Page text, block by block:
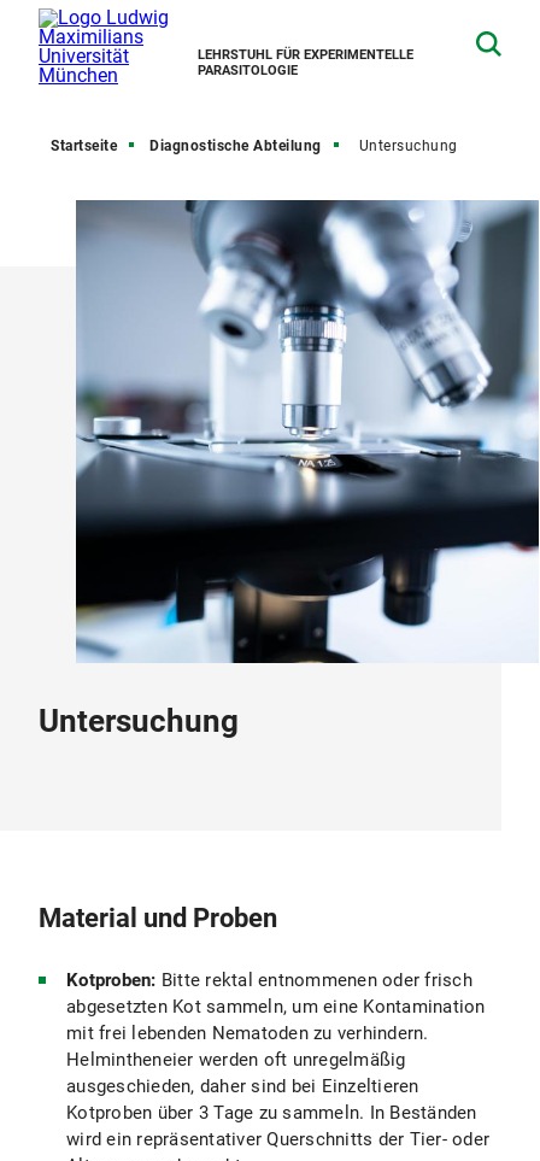
LEHRSTUHL FÜR EXPERIMENTELLE
PARASITOLOGIE
Startseite Diagnostische Abteilung Untersuchung
Untersuchung
Material und Proben
Kotproben: Bitte rektal entnommenen oder frisch
abgesetzten Kot sammeln, um eine Kontamination
mit frei lebenden Nematoden zu verhindern.
Helmintheneier werden oft unregelmäßig
ausgeschieden, daher sind bei Einzeltieren
Kotproben über 3 Tage zu sammeln. In Beständen
wird ein repräsentativer Querschnitts der Tier- oder